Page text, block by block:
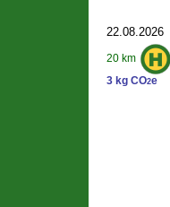
22.08.2026
20 km
3 kg CO2e